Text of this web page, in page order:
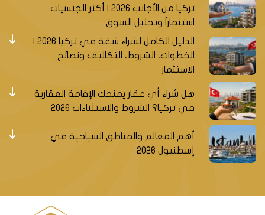
تركيا من الأجانب 2026 | أكثر الجنسيات
استثماراً وتحليل السوق
الخطوات، الشروط، التكاليف ونصائح
الاستثمار
هل شراء أي عقار يمنحك الإقامة العقارية
في تركيا؟ الشروط والاستثناءات 2026
أهم المعالم والمناطق السياحية في
إسطنبول 2026